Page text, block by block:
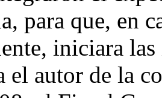
para que, en
iniciara
el autor de la